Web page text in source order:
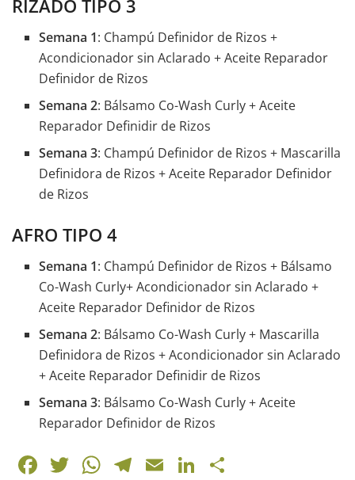
RIZADO TIPO 3
Semana 1: Champú Definidor de Rizos +
Acondicionador sin Aclarado + Aceite Reparador
Definidor de Rizos
Semana 2: Bálsamo Co-Wash Curly + Aceite
Reparador Definidir de Rizos
Semana 3: Champú Definidor de Rizos + Mascarilla
Definidora de Rizos + Aceite Reparador Definidor
de Rizos
AFRO TIPO 4
Semana 1: Champú Definidor de Rizos + Bálsamo
Co-Wash Curly+ Acondicionador sin Aclarado +
Aceite Reparador Definidor de Rizos
Semana 2: Bálsamo Co-Wash Curly + Mascarilla
Definidora de Rizos + Acondicionador sin Aclarado
+ Aceite Reparador Definidir de Rizos
Semana 3: Bálsamo Co-Wash Curly + Aceite
Reparador Definidor de Rizos
F T W T E Li